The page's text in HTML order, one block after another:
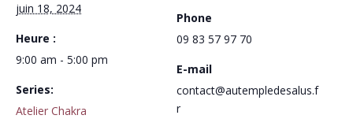
juin 18, 2024
Heure :
9:00 am - 5:00 pm
Series:
Atelier Chakra
Phone
09 83 57 97 70
E-mail
contact@autempledesalus.f
r